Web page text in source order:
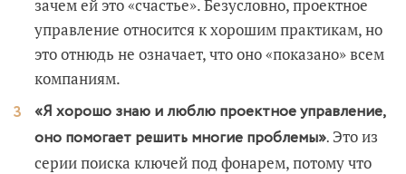
зачем ей это «счастье». Безусловно, проектное
управление относится к хорошим практикам, но
это отнюдь не означает, что оно «показано» всем
компаниям.
«Я хорошо знаю и люблю проектное управление,
оно помогает решить многие проблемы». Это из
серии поиска ключей под фонарем, потому что